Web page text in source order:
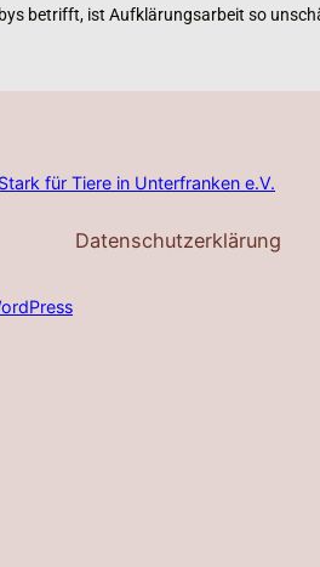
betrifft, ist Aufklärungsarbeit so
für Tiere in Unterfranken e.V.
Datenschutzerklärung